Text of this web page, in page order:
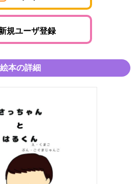
規ユーザ登録
絵本の詳細